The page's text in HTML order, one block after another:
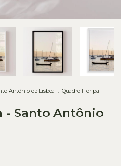
Antônio de Lisboa . Quadro Floripa -
- Santo Antônio